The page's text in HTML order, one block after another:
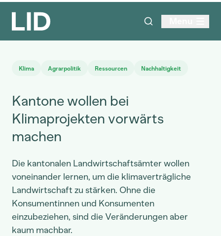
Klima Agrarpolitik Ressourcen Nachhaltigkeit
Kantone wollen bei
Klimaprojekten vorwärts
machen
Die kantonalen Landwirtschaftsämter wollen
voneinander lernen, um die klimaverträgliche
Landwirtschaft zu stärken. Ohne die
Konsumentinnen und Konsumenten
einzubeziehen, sind die Veränderungen aber
kaum machbar.